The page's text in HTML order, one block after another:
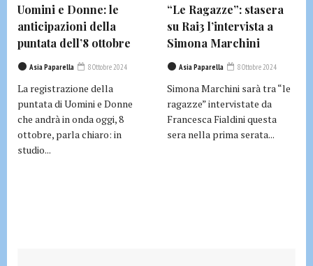
Uomini e Donne: le
anticipazioni della
puntata dell’8 ottobre
Asia Paparella 8 Ottobre 2024
La registrazione della
puntata di Uomini e Donne
che andrà in onda oggi, 8
ottobre, parla chiaro: in
studio...
“Le Ragazze”: stasera
su Rai3 l’intervista a
Simona Marchini
Asia Paparella 8 Ottobre 2024
Simona Marchini sarà tra “le
ragazze” intervistate da
Francesca Fialdini questa
sera nella prima serata...